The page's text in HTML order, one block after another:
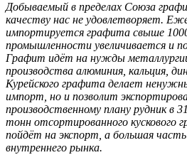
Добываемый в пределах Союза
качеству нас не удовлетворяет.
импортируется графита свыше
промышленности увеличивается и
Графит идёт на нужды
производства алюминия, кальция,
Курейского графита делает
импорт, но и позволит
производственному плану рудник в
тонн отсортированного
пойдёт на экспорт, а большая
внутреннего рынка.